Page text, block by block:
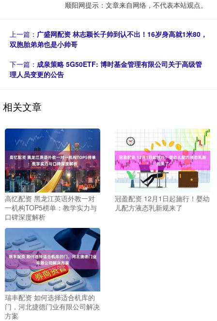
顺阳网提示：文章来自网络，不代表本站观点。
上一篇： 广盛网配资 林志颖长子帅到认不出！16岁身高就1米80，
双胞胎弟弟也是小帅哥
下一篇： 成泉策略 5G50ETF: 博时基金管理有限公司关于高级管
理人员变更的公告
相关文章
高忆配资 黑龙江英语外教一对
一机构TOP5榜单：教学实力与
口碑深度解析
冠盈配资 12月1日起施行！婴幼
儿配方液态乳新规来了
瑞丰配资 如何选择适合机库的
门，河北捷德门业有限公司解决
方案